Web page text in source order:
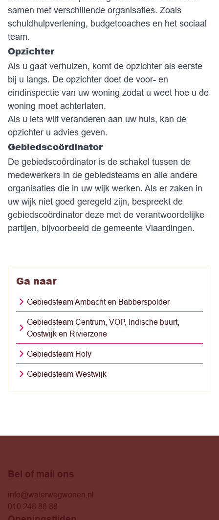
samen met verschillende organisaties. Zoals
schuldhulpverlening, budgetcoaches en het sociaal
team.
Opzichter
Als u gaat verhuizen, komt de opzichter als eerste
bij u langs. De opzichter doet de voor- en
eindinspectie van uw woning zodat u weet hoe u de
woning moet achterlaten.
Als u iets wilt veranderen aan uw huis, kan de
opzichter u advies geven.
Gebiedscoördinator
De gebiedscoördinator is de schakel tussen de
medewerkers in de gebiedsteams en alle andere
organisaties die in uw wijk werken. Als er zaken in
uw wijk niet goed geregeld zijn, bespreekt de
gebiedscoördinator deze met de verantwoordelijke
partijen, bijvoorbeeld de gemeente Vlaardingen.
Ga naar
Gebiedsteam Ambacht en Babberspolder
Gebiedsteam Centrum, VOP, Indische buurt,
Oostwijk en Rivierzone
Gebiedsteam Holy
Gebiedsteam Westwijk
Bel of mail ons
info@waterwegwonen.nl
010 248 88 88